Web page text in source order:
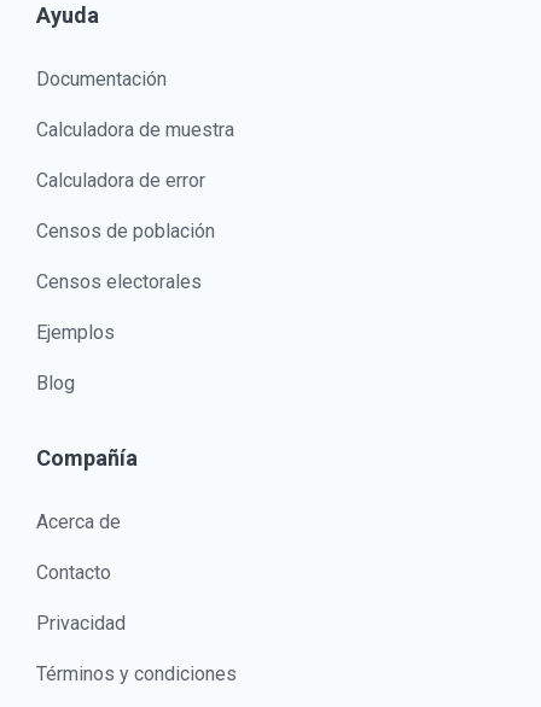
Ayuda
Documentación
Calculadora de muestra
Calculadora de error
Censos de población
Censos electorales
Ejemplos
Blog
Compañía
Acerca de
Contacto
Privacidad
Términos y condiciones